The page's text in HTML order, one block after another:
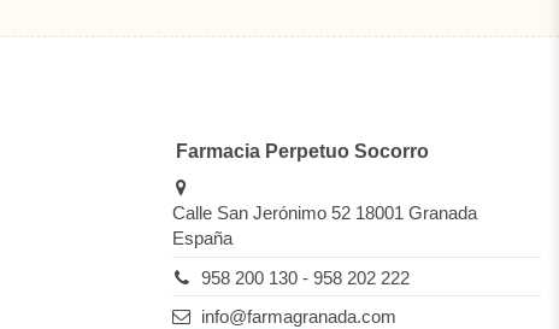
Farmacia Perpetuo Socorro
Calle San Jerónimo 52 18001 Granada
España
958 200 130 - 958 202 222
info@farmagranada.com